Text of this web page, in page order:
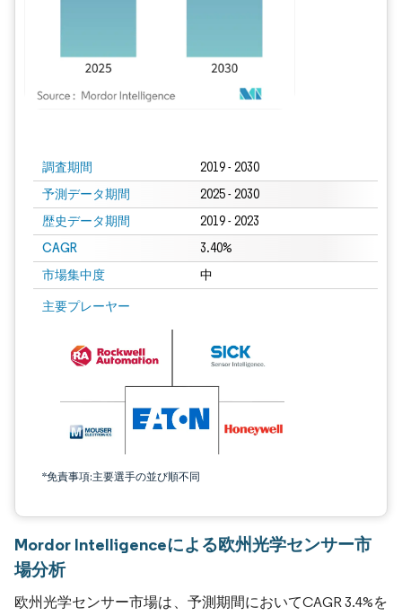
調査期間 2019 - 2030
予測データ期間 2025 - 2030
歴史データ期間 2019 - 2023
CAGR 3.40%
市場集中度 中
主要プレーヤー
*免責事項:主要選手の並び順不同
Mordor Intelligenceによる欧州光学センサー市
場分析
欧州光学センサー市場は、予測期間においてCAGR 3.4%を